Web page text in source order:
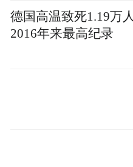
善。这一提升并非
结构的质变。
德国高温致死1.19万
2016年来最高纪录